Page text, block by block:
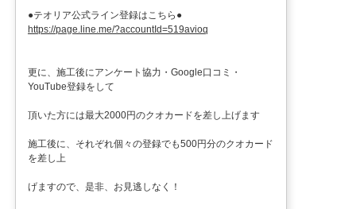
●テオリア公式ライン登録はこちら●
https://page.line.me/?accountId=519avioq
更に、施工後にアンケート協力・Google口コミ・
YouTube登録をして
頂いた方には最大2000円のクオカードを差し上げます
施工後に、それぞれ個々の登録でも500円分のクオカード
を差し上
げますので、是非、お見逃しなく！